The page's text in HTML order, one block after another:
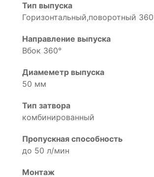
Тип выпуска
Горизонтальный,поворотный
Направление выпуска
Вбок 360°
Диамеметр выпуска
50 мм
Тип затвора
комбинированный
Пропускная способность
до 50 л/мин
Монтаж